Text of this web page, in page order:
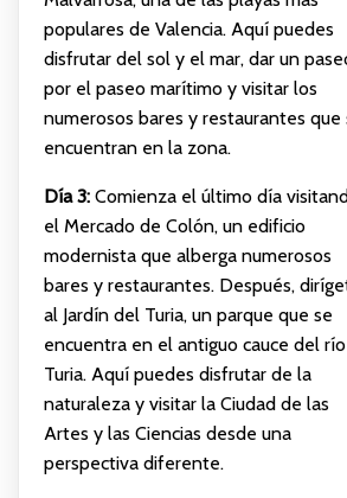
populares de Valencia. Aquí puedes
disfrutar del sol y el mar, dar un
por el paseo marítimo y visitar los
numerosos bares y restaurantes que
encuentran en la zona.
Día 3:Comienza el último día
el Mercado de Colón, un edificio
modernista que alberga numerosos
bares y restaurantes. Después,
al Jardín del Turia, un parque que se
encuentra en el antiguo cauce del río
Turia. Aquí puedes disfrutar de la
naturaleza y visitar la Ciudad de las
Artes y las Ciencias desde una
perspectiva diferente.